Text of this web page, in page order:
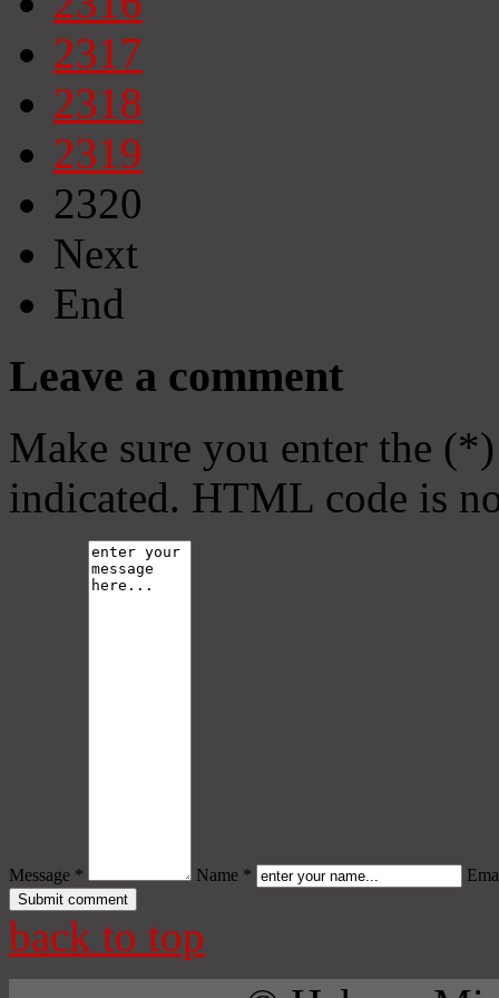
2317
2318
2319
2320
Next
End
Leave a comment
Make sure you enter the
indicated. HTML code is
Message * Name *
back to top